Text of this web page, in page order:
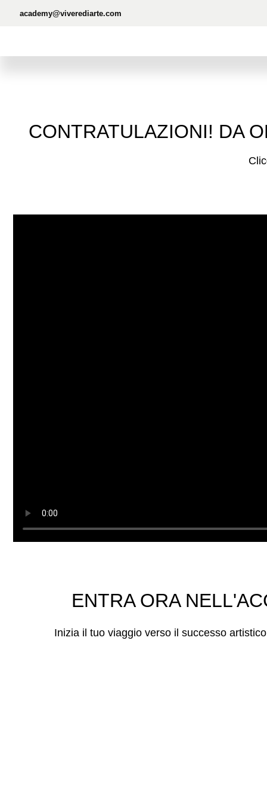
academy@viverediarte.com
CONTRATULAZIONI! DA
ENTRA ORA
Inizia il tuo viaggio verso il successo